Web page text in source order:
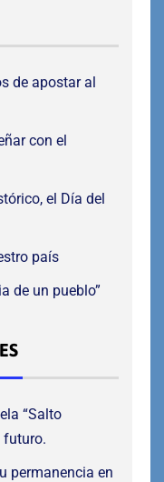
de apostar al
con el
el Día del
país
de un pueblo”
“Salto
futuro.
permanencia en